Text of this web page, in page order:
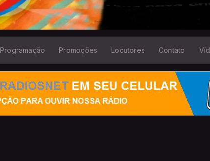
Programação Promoções Locutores Contato